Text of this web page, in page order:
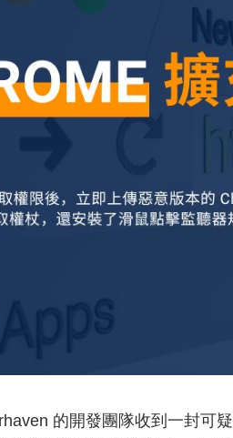
的開發團隊收到一封可